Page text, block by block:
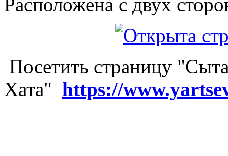
Посетить страницу
Хата" https://